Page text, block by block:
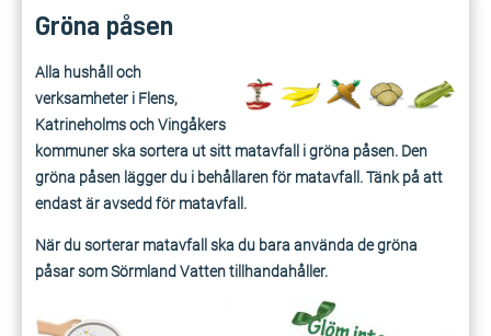
Gröna påsen
Alla hushåll och
verksamheter i Flens,
Katrineholms och Vingåkers
kommuner ska sortera ut sitt matavfall i gröna påsen. Den
gröna påsen lägger du i behållaren för matavfall. Tänk på att
endast är avsedd för matavfall.
När du sorterar matavfall ska du bara använda de gröna
påsar som Sörmland Vatten tillhandahåller.